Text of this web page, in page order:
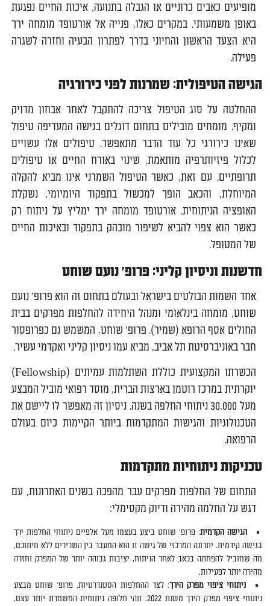
מופיעים כאבים כרוניים או הגבלה בתנועה, איכות החיים נפגעת
באופן משמעותי. במקרים כאלו, פנייה אל אורטופד מומחה ירך
היא הצעד הראשון והחיוני בדרך לפתרון הבעיה וחזרה לשגרה
פעילה.
הגישה הטיפולית: שמרנות לפני כירורגיה
ההחלטה על סוג הטיפול צריכה להתקבל לאחר אבחון מדויק
ומקיף. מומחים מובילים בתחום דוגלים בגישה המעדיפה טיפול
שאינו כירורגי כל עוד הדבר מתאפשר. טיפולים אלו עשויים
לכלול פיזיותרפיה מותאמת, שינוי באורח החיים או טיפולים
תרופתיים. עם זאת, כאשר הטיפול השמרני אינו מביא להקלה
המיוחלת, והכאב הופך למכשול בתפקוד היומיומי, נשקלת
האופציה הניתוחית. אורטופד מומחה ירך ימליץ על ניתוח רק
כאשר הוא צפוי להביא לשיפור מובהק בתפקוד ובאיכות החיים
של המטופל.
חדשנות וניסיון קליני: פרופ' נועם שוחט
אחד השמות הבולטים בישראל ובעולם בתחום זה הוא פרופ' נועם
שוחט, מומחה בינלאומי ומנהל היחידה להחלפות מפרקים בבית
החולים אסף הרופא (שמיר). פרופ' שוחט, המשמש גם כפרופסור
חבר באוניברסיטת תל אביב, מביא עמו ניסיון קליני ואקדמי עשיר.
הכשרתו המקצועית כוללת השתלמות עמיתים (Fellowship)
יוקרתית במרכז רוטמן בארצות הברית, מוסד רפואי מוביל המבצע
מעל 30,000 ניתוחי החלפה בשנה. ניסיון זה מאפשר לו ליישם את
הטכנולוגיות והגישות המתקדמות ביותר הקיימות כיום בעולם
הרפואה.
טכניקות ניתוחיות מתקדמות
התחום של החלפות מפרקים עבר מהפכה בשנים האחרונות, עם
דגש על החלמה מהירה ודיוק מקסימלי:
הגישה הקדמית: פרופ' שוחט ביצע בעצמו מעל אלפיים ניתוחי החלפות ירך
בגישה קידמית. יתרונה המרכזי של גישה זו הוא המעבר בין השרירים ללא חיתוכם,
מה שמוביל להפחתה בכאב לאחר הניתוח, יציבות גבוהה יותר של המפרק וחזרה
מהירה יותר לפעילות.
ניתוחי ציפוי מפרק הירך: לצד ההחלפות הסטנדרטיות, פרופ' שוחט מבצע
ניתוחי ציפוי מפרק הירך משנת 2022. זוהי חלופה ניתוחית המשמרת יותר עצם,